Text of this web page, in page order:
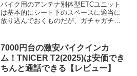
バイク用のアンテナ別体型ETCユニット
は基本的にシート下のスペースに適当に
放り込んでおくものだが、ガチャガチャ
ころが、例えばヤマハの純正品「ETCポ
ーチ3」だとなんと定...
7000円台の激安バイクインカ
ム！TNICER T2(2025)は安価でき
ちんと通話できる【レビュー】